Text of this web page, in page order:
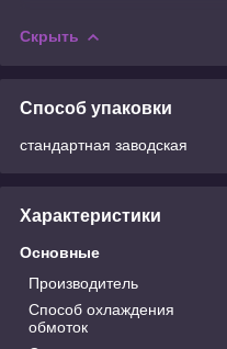
Скрыть
Способ упаковки
стандартная заводская
Характеристики
Основные
Производитель
Способ охлаждения
обмоток